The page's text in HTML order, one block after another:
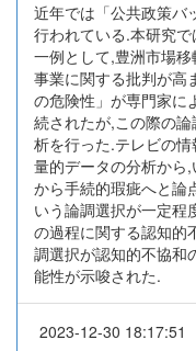
近年では「公共政策バ
行われている.本研究
一例として,豊洲市場
事業に関する批判が高
の危険性」が専門家に
続されたが,この際の
析を行った.テレビの
量的データの分析から
から手続的瑕疵へと論
いう論調選択が一定程
の過程に関する認知的
調選択が認知的不協和
能性が示唆された.
2023-12-30 18:17:51